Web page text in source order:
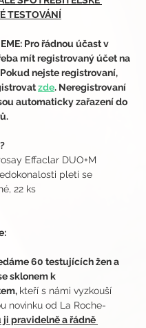
TESTOVÁNÍ
Pro řádnou účast v
mít registrovaný účet na
nejste registrovaní,
zde. Neregistrovaní
automaticky zařazení do
Effaclar DUO+M
pleti se
22 ks
60 testujících žen a
sklonem k
kteří s námi vyzkouší
novinku od La Roche-
ji pravidelně a řádně